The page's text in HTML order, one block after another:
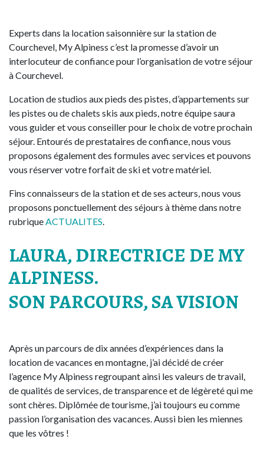
Experts dans la location saisonnière sur la station de
Courchevel, My Alpiness c’est la promesse d’avoir un
interlocuteur de confiance pour l’organisation de votre séjour
à Courchevel.
Location de studios aux pieds des pistes, d’appartements sur
les pistes ou de chalets skis aux pieds, notre équipe saura
vous guider et vous conseiller pour le choix de votre prochain
séjour. Entourés de prestataires de confiance, nous vous
proposons également des formules avec services et pouvons
vous réserver votre forfait de ski et votre matériel.
Fins connaisseurs de la station et de ses acteurs, nous vous
proposons ponctuellement des séjours à thème dans notre
rubrique ACTUALITES
LAURA, DIRECTRICE DE MY
ALPINESS.
SON PARCOURS, SA VISION
Après un parcours de dix années d’expériences dans la
location de vacances en montagne, j’ai décidé de créer
l’agence My Alpiness regroupant ainsi les valeurs de travail,
de qualités de services, de transparence et de légèreté qui me
sont chères. Diplômée de tourisme, j’ai toujours eu comme
passion l’organisation des vacances. Aussi bien les miennes
que les vôtres !